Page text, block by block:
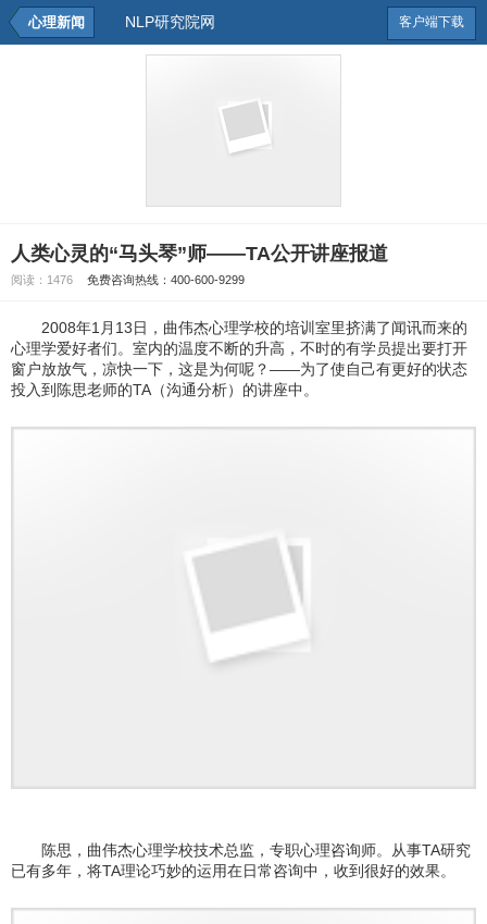
心理新闻 NLP研究院网 客户端下载
人类心灵的“马头琴”师——TA公开讲座报道
阅读： 1476 免费咨询热线：400-600-9299
2008年1月13日，曲伟杰心理学校的培训室里挤满了闻讯而来的
心理学爱好者们。室内的温度不断的升高，不时的有学员提出要打开
窗户放放气，凉快一下，这是为何呢？——为了使自己有更好的状态
投入到陈思老师的TA（沟通分析）的讲座中。
陈思，曲伟杰心理学校技术总监，专职心理咨询师。从事TA研究
已有多年，将TA理论巧妙的运用在日常咨询中，收到很好的效果。